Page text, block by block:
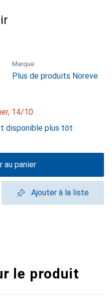
Marque
Plus de produits Noreve
14/10
disponible plus tôt
au panier
Ajouter à la liste
le produit